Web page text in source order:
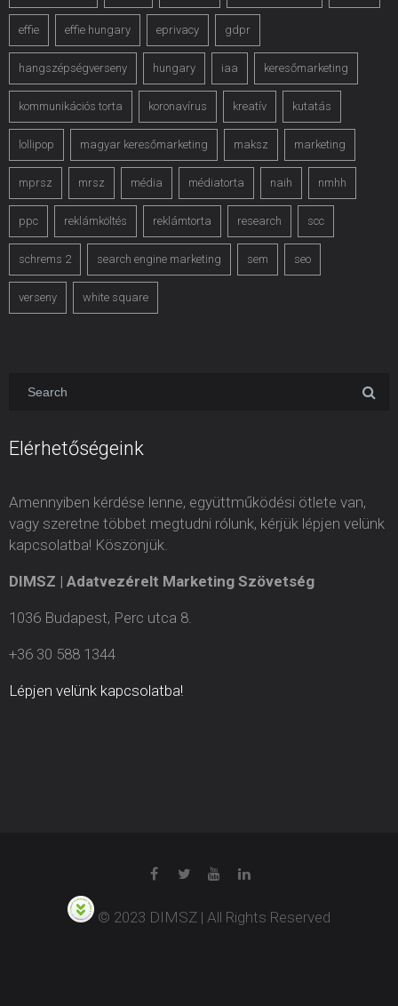
effie effie hungary eprivacy gdpr
hangszépségverseny hungary iaa keresőmarketing
kommunikációs torta koronavírus kreatív kutatás
lollipop magyar keresőmarketing maksz marketing
mprsz mrsz média médiatorta naih nmhh
ppc reklámköltés reklámtorta research scc
schrems 2 search engine marketing sem seo
verseny white square
Elérhetőségeink
Amennyiben kérdése lenne, együttműködési ötlete van,
vagy szeretne többet megtudni rólunk, kérjük lépjen velünk
kapcsolatba! Köszönjük.
DIMSZ | Adatvezérelt Marketing Szövetség
1036 Budapest, Perc utca 8.
+36 30 588 1344
Lépjen velünk kapcsolatba!
© 2023 DIMSZ | All Rights Reserved